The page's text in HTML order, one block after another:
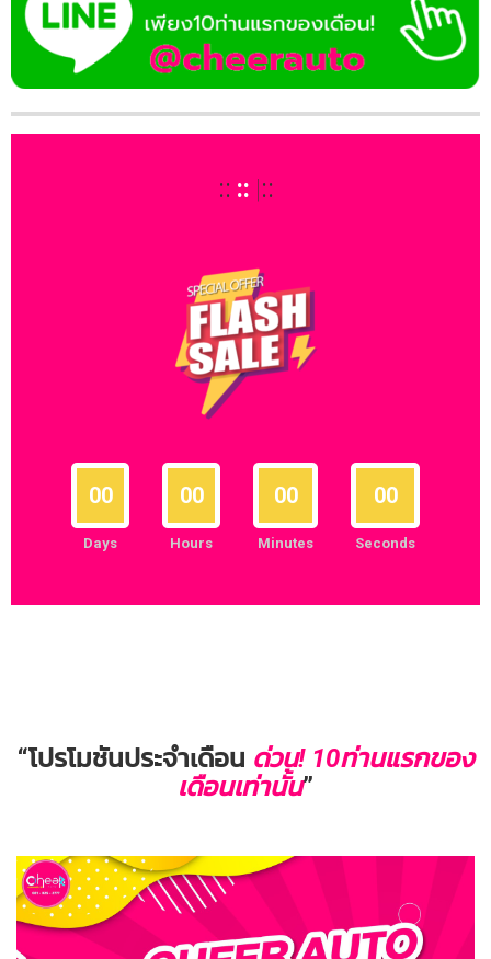
:: รถมือสองราคาพิเศษ
00
Days
00
Hours
00
Minutes
00
Seconds
“โปรโมชันประจำเดือน ด่วน! 10ท่านแรกของ
เดือนเท่านั้น”